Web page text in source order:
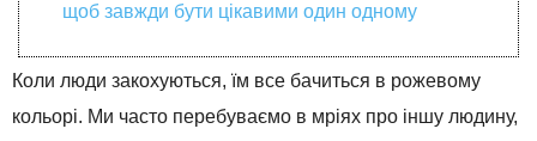
щоб завжди бути цікавими один одному
Коли люди закохуються, їм все бачиться в рожевому
кольорі. Ми часто перебуваємо в мріях про іншу людину,